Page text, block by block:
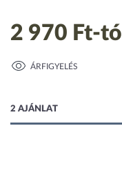
2 970 Ft-tól
ÁRFIGYELÉS
2 AJÁNLAT